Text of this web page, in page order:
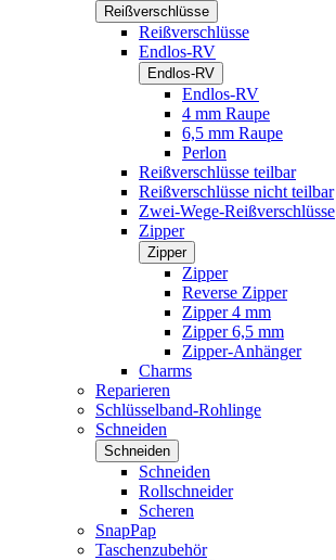
Reißverschlüsse
Reißverschlüsse
Endlos-RV
Endlos-RV
Endlos-RV
4 mm Raupe
6,5 mm Raupe
Perlon
Reißverschlüsse teilbar
Reißverschlüsse nicht teilbar
Zwei-Wege-Reißverschlüsse
Zipper
Zipper
Zipper
Reverse Zipper
Zipper 4 mm
Zipper 6,5 mm
Zipper-Anhänger
Charms
Reparieren
Schlüsselband-Rohlinge
Schneiden
Schneiden
Schneiden
Rollschneider
Scheren
SnapPap
Taschenzubehör